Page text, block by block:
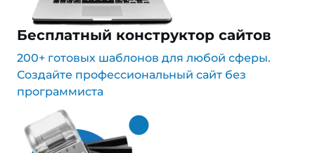
Бесплатный конструктор сайтов
200+ готовых шаблонов для любой сферы.
Создайте профессиональный сайт без
программиста